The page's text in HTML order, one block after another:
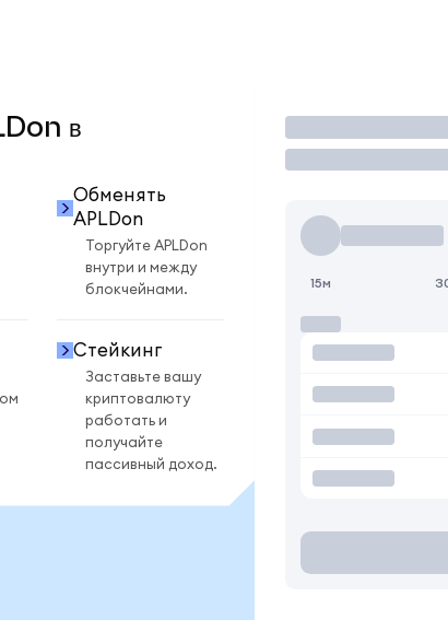
в
Обменять
APLDon
Торгуйте APLDon
внутри и между
блокчейнами.
Стейкинг
Заставьте вашу
криптовалюту
работать и
получайте
пассивный доход.
Торговать
15м